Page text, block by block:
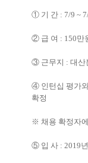
① 기 간 : 7/9 ~
② 급 여 : 150만
③ 근무지 : 대산
④ 인턴십 평가
확정
※ 채용 확정자
⑤ 입 사 : 2019년